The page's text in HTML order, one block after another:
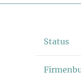
Status